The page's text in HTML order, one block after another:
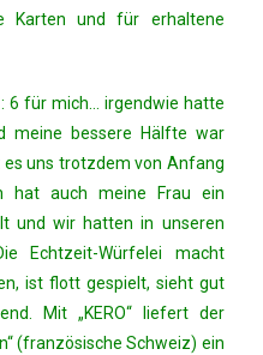
Karten und für erhaltene
6 für mich… irgendwie hatte
meine bessere Hälfte war
uns trotzdem von Anfang
hat auch meine Frau ein
und wir hatten in unseren
Echtzeit-Würfelei macht
ist flott gespielt, sieht gut
Mit „KERO“ liefert der
(französische Schweiz) ein